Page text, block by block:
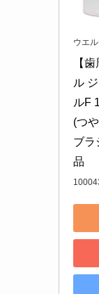
ウエ
【
ル
ルF
(つ
ブラ
品